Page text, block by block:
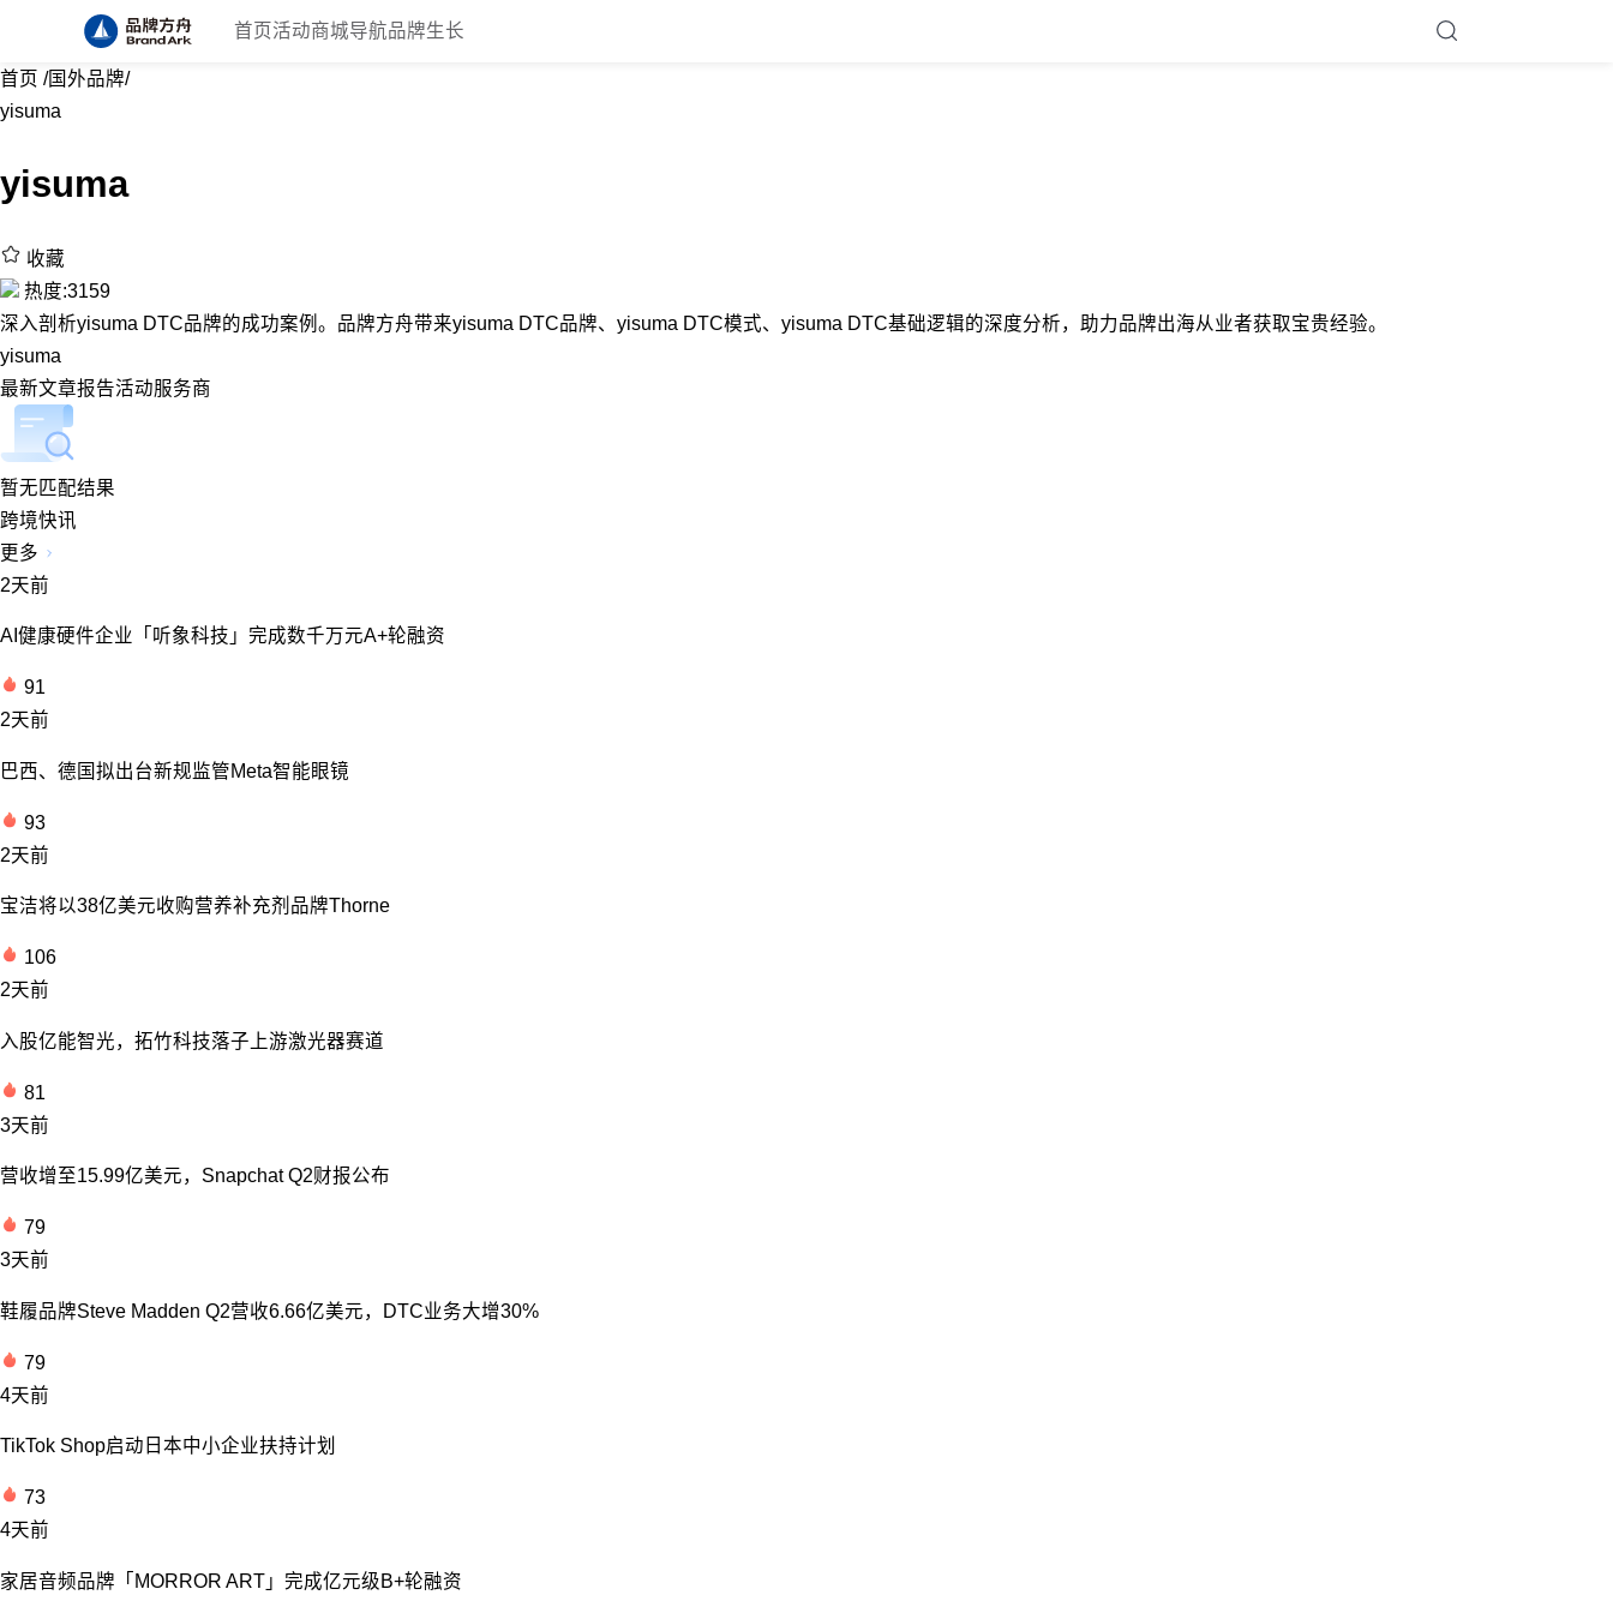
首页 活动商城导航品牌生长
首页 /国外品牌/
yisuma
yisuma
收藏
热度:3159
深入剖析yisuma DTC品牌的成功案例。品牌方舟带来yisuma DTC品牌、yisuma DTC模式、yisuma DTC基础逻辑的深度分析，助力品牌出海从业者获取宝贵经验。
yisuma
最新文章报告活动服务商
暂无匹配结果
跨境快讯
更多
2天前
AI健康硬件企业「听象科技」完成数千万元A+轮融资
91
2天前
巴西、德国拟出台新规监管Meta智能眼镜
93
2天前
宝洁将以38亿美元收购营养补充剂品牌Thorne
106
2天前
入股亿能智光，拓竹科技落子上游激光器赛道
81
3天前
营收增至15.99亿美元，Snapchat Q2财报公布
79
3天前
鞋履品牌Steve Madden Q2营收6.66亿美元，DTC业务大增30%
79
4天前
TikTok Shop启动日本中小企业扶持计划
73
4天前
家居音频品牌「MORROR ART」完成亿元级B+轮融资